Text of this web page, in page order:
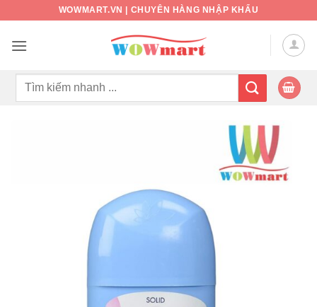
nội
WOWMART.VN | CHUYÊN HÀNG NHẬP KHẨU
Tìm